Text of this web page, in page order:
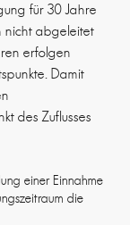
für 30 Jahre
nicht abgeleitet
erfolgen
Damit
des Zuflusses
einer Einnahme
die